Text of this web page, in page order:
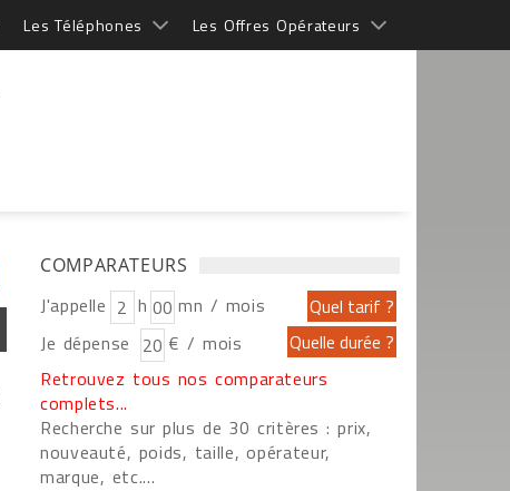
Les Téléphones Les Offres Opérateurs
COMPARATEURS
J'appelle h
mn / mois
Je dépense
€ / mois
Retrouvez tous nos comparateurs
complets...
Recherche sur plus de 30 critères : prix,
nouveauté, poids, taille, opérateur,
marque, etc....